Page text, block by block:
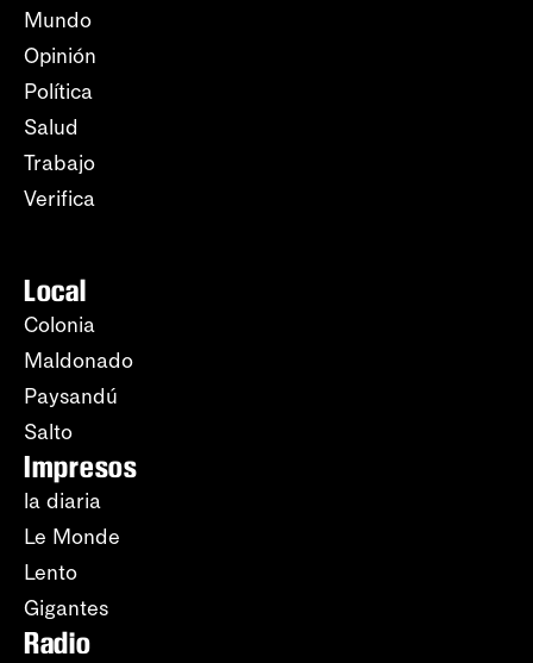
Mundo
Opinión
Política
Salud
Trabajo
Verifica
Local
Colonia
Maldonado
Paysandú
Salto
Impresos
la diaria
Le Monde
Lento
Gigantes
Radio